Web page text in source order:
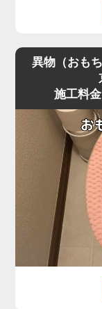
する方法を選択
便器を脱着し、
位置で塞いでい
固まりを丁寧に
テストを実施す
した。
作業後、お客様
際には詰まりや
る方が安全」と
猫砂の詰まりは
脱着が必要にな
流したところ水
ったというご相
現場に伺って状
べカスが固まり
流れきらず、S
こうした嘔吐物
で団子状になっ
動かないことが
今回のケースは
だったことも影
改善には業務用
分に向けて圧力
急激な圧力は逆
圧すると、数回
奥へとスムーズ
異物（おも
施工料